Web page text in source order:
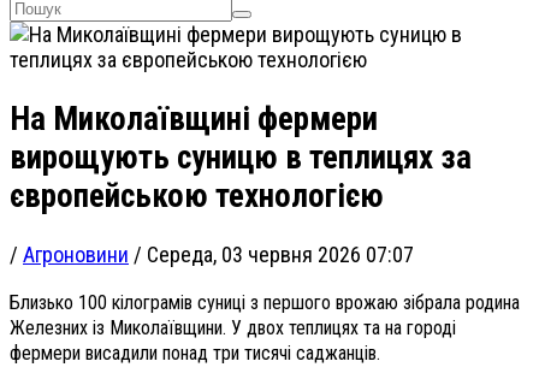
На Миколаївщині фермери
вирощують суницю в теплицях за
європейською технологією
/ Агроновини / Середа, 03 червня 2026 07:07
Близько 100 кілограмів суниці з першого врожаю зібрала родина
Железних із Миколаївщини. У двох теплицях та на городі
фермери висадили понад три тисячі саджанців.